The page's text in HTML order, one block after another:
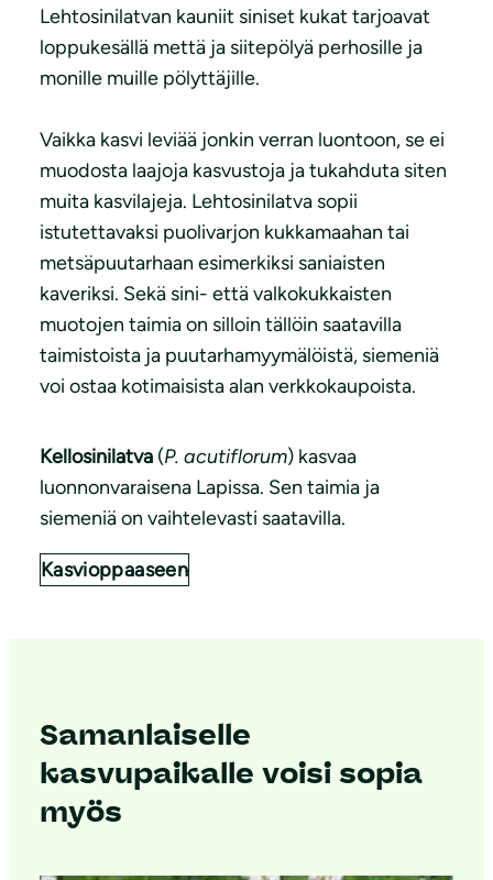
Lehtosinilatvan kauniit siniset kukat tarjoavat
loppukesällä mettä ja siitepölyä perhosille ja
monille muille pölyttäjille.
Vaikka kasvi leviää jonkin verran luontoon, se ei
muodosta laajoja kasvustoja ja tukahduta siten
muita kasvilajeja. Lehtosinilatva sopii
istutettavaksi puolivarjon kukkamaahan tai
metsäpuutarhaan esimerkiksi saniaisten
kaveriksi. Sekä sini- että valkokukkaisten
muotojen taimia on silloin tällöin saatavilla
taimistoista ja puutarhamyymälöistä, siemeniä
voi ostaa kotimaisista alan verkkokaupoista.
Kellosinilatva (P. acutiflorum) kasvaa
luonnonvaraisena Lapissa. Sen taimia ja
siemeniä on vaihtelevasti saatavilla.
Kasvioppaaseen
Samanlaiselle
kasvupaikalle voisi sopia
myös